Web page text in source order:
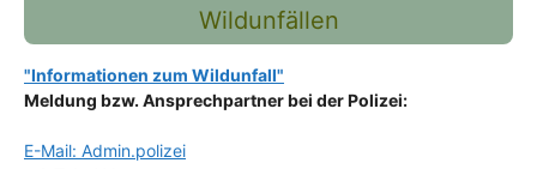
Wildunfällen
"Informationen zum Wildunfall"
Meldung bzw. Ansprechpartner bei der Polizei:
E-Mail: Admin.polizei